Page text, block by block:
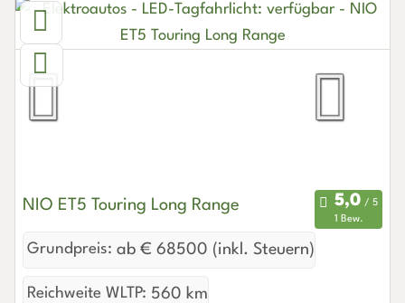
NIO ET5 Touring Long Range
1 Bew.
Grundpreis: ab € 68500 (inkl. Steuern)
Reichweite WLTP: 560 km